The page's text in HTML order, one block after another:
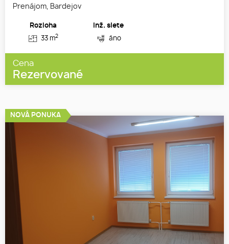
Prenájom, Bardejov
Rozloha
33 m2
Inž. siete
áno
Cena
Rezervované
NOVÁ PONUKA